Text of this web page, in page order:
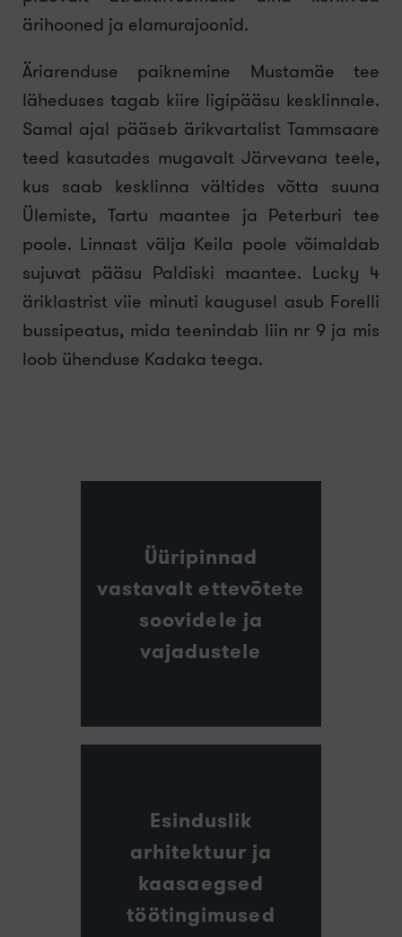
ärihooned ja elamurajoonid.
Äriarenduse paiknemine Mustamäe tee
läheduses tagab kiire ligipääsu kesklinnale.
Samal ajal pääseb ärikvartalist Tammsaare
teed kasutades mugavalt Järvevana teele,
kus saab kesklinna vältides võtta suuna
Ülemiste, Tartu maantee ja Peterburi tee
poole. Linnast välja Keila poole võimaldab
sujuvat pääsu Paldiski maantee. Lucky 4
äriklastrist viie minuti kaugusel asub Forelli
bussipeatus, mida teenindab liin nr 9 ja mis
loob ühenduse Kadaka teega.
Üüripinnad
vastavalt ettevõtete
soovidele ja
vajadustele
Esinduslik
arhitektuur ja
kaasaegsed
töötingimused